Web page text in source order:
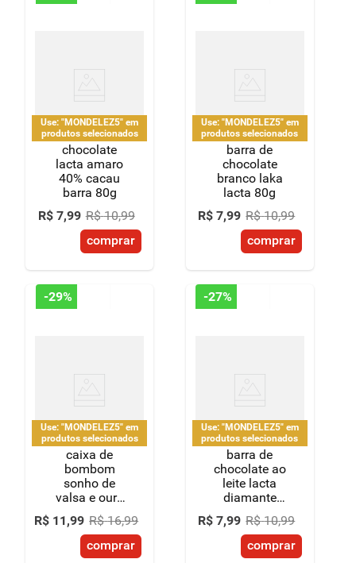
Use: "MONDELEZ5" em
produtos selecionados
chocolate
lacta amaro
40% cacau
barra 80g
R$ 7,99 R$ 10,99
comprar
Use: "MONDELEZ5" em
produtos selecionados
barra de
chocolate
branco laka
lacta 80g
R$ 7,99 R$ 10,99
comprar
-29%
Use: "MONDELEZ5" em
produtos selecionados
caixa de
bombom
sonho de
valsa e ouro
branco
sortidos sabor
chocolate -
pacote 220g
R$ 11,99 R$ 16,99
comprar
-27%
Use: "MONDELEZ5" em
produtos selecionados
barra de
chocolate ao
leite lacta
diamante
negro 80g
R$ 7,99 R$ 10,99
comprar